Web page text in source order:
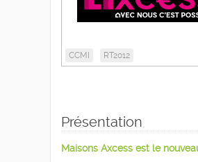
CCMI RT2012
Présentation
Maisons Axcess est le